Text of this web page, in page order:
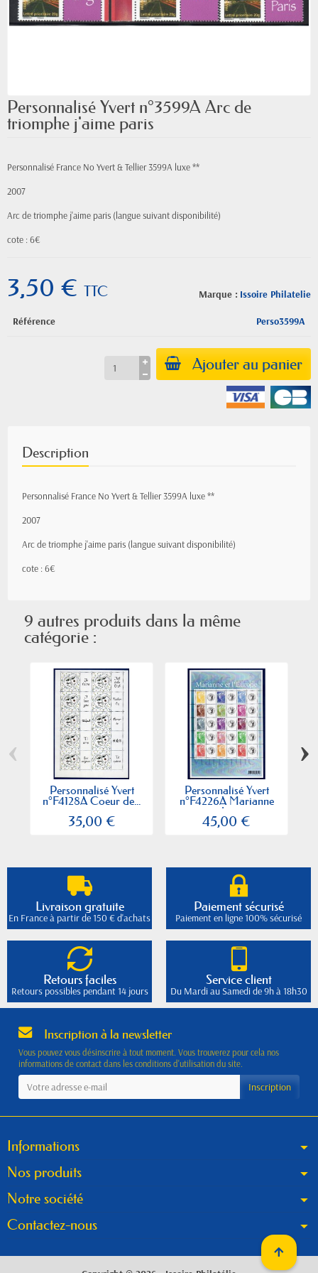
Personnalisé Yvert n°3599A Arc de
triomphe j'aime paris
Personnalisé France No Yvert & Tellier 3599A luxe **
2007
Arc de triomphe j'aime paris (langue suivant disponibilité)
cote : 6€
Marque : Issoire Philatelie
3,50 € TTC
Référence Perso3599A
Ajouter au panier
Description
Personnalisé France No Yvert & Tellier 3599A luxe **
2007
Arc de triomphe j'aime paris (langue suivant disponibilité)
cote : 6€
9 autres produits dans la même
catégorie :
Personnalisé Yvert
n°F4128A Coeur de...
35,00 €
Personnalisé Yvert
n°F4226A Marianne
de...
45,00 €
‹ ›
Livraison gratuite
En France à partir de 150 € d'achats
Paiement sécurisé
Paiement en ligne 100% sécurisé
Retours faciles
Retours possibles pendant 14 jours
Service client
Du Mardi au Samedi de 9h à 18h30
Inscription à la newsletter
Vous pouvez vous désinscrire à tout moment. Vous trouverez pour cela nos
informations de contact dans les conditions d'utilisation du site.
Informations
Nos produits
Notre société
Contactez-nous